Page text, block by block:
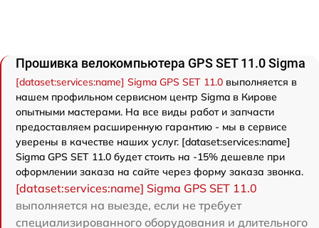
Прошивка велокомпьютера GPS SET 11.0 Sigma
[dataset:services:name] Sigma GPS SET 11.0 выполняется в
нашем профильном сервисном центр Sigma в Кирове
опытными мастерами. На все виды работ и запчасти
предоставляем расширенную гарантию - мы в сервисе
уверены в качестве наших услуг. [dataset:services:name]
Sigma GPS SET 11.0 будет стоить на -15% дешевле при
оформлении заказа на сайте через форму заказа звонка.
[dataset:services:name] Sigma GPS SET 11.0
выполняется на выезде, если не требует
специализированного оборудования и длительного